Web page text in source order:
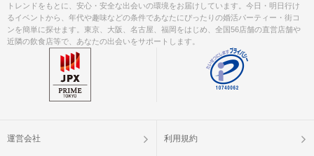
トレンドをもとに、安心・安全な出会いの環境をお届けしています。今日・明日行け
るイベントから、年代や趣味などの条件であなたにぴったりの婚活パーティー・街コ
ンを簡単に探せます。東京、大阪、名古屋、福岡をはじめ、全国56店舗の直営店舗や
近隣の飲食店等で、あなたの出会いをサポートします。
運営会社 利用規約